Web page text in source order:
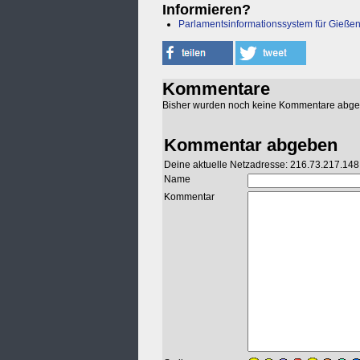
Informieren?
Parlamentsinformationssystem für Gießen
Kommentare
Bisher wurden noch keine Kommentare
Kommentar abgeben
Deine aktuelle Netzadresse: 216.73.217.148
Name
Kommentar